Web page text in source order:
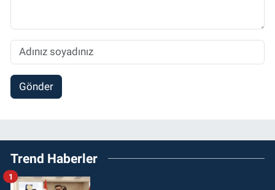
Gönder
Trend Haberler
1